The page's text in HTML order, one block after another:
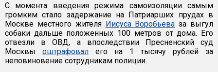
С момента введения режима самоизоляции самым
громким стало задержание на Патриарших прудах в
Москве местного жителя Иисуса Воробьева за выгул
собаки дальше положенных 100 метров от дома. Его
отвезли в ОВД, а впоследствии Пресненский суд
Москвы оштрафовал его на 1 тысячу рублей за
неповиновение сотрудникам полиции.